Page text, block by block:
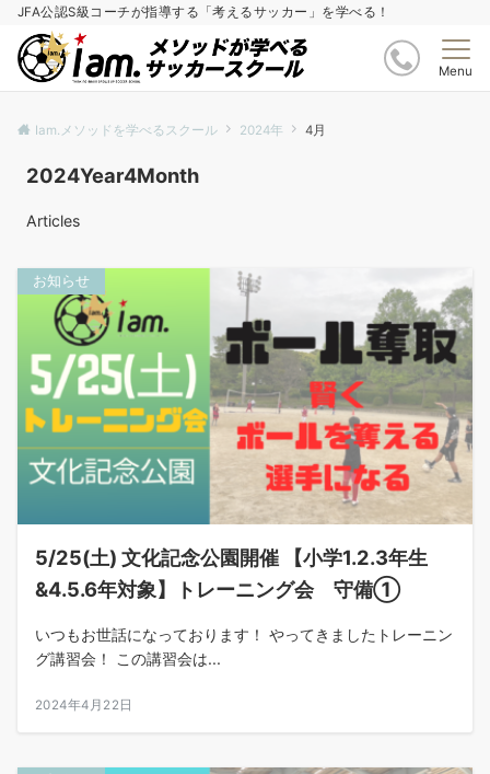
JFA公認S級コーチが指導する「考えるサッカー」を学べる！
Menu
Iam.メソッドを学べるスクール 2024年 4月
2024Year4Month
Articles
お知らせ
5/25(土) 文化記念公園開催 【小学1.2.3年生
&4.5.6年対象】トレーニング会 守備①
いつもお世話になっております！ やってきましたトレーニン
グ講習会！ この講習会は...
2024年4月22日